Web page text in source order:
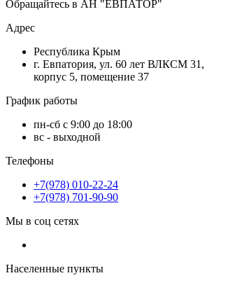
Обращайтесь в АН "ЕВПАТОР"
Адрес
Республика Крым
г. Евпатория, ул. 60 лет ВЛКСМ 31,
корпус 5, помещение 37
График работы
пн-сб с 9:00 до 18:00
вс - выходной
Телефоны
+7(978) 010-22-24
+7(978) 701-90-90
Мы в соц сетях
Населенные пункты